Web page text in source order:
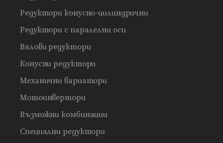
Редуктори конусно-цилиндрични
Редуктори с паралелни оси
Валови редуктори
Конусни редуктори
Механични вариатори
Мотоинвертори
Възможни комбинации
Специални редуктори